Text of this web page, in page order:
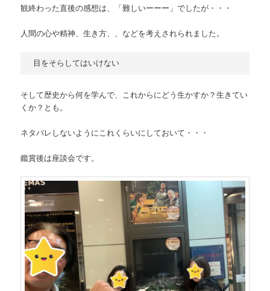
観終わった直後の感想は、「難しいーーー」でしたが・・・
人間の心や精神、生き方、、などを考えされられました。
目をそらしてはいけない
そして歴史から何を学んで、これからにどう生かすか？生きてい
くか？とも。
ネタバレしないようにこれくらいにしておいて・・・
鑑賞後は座談会です。